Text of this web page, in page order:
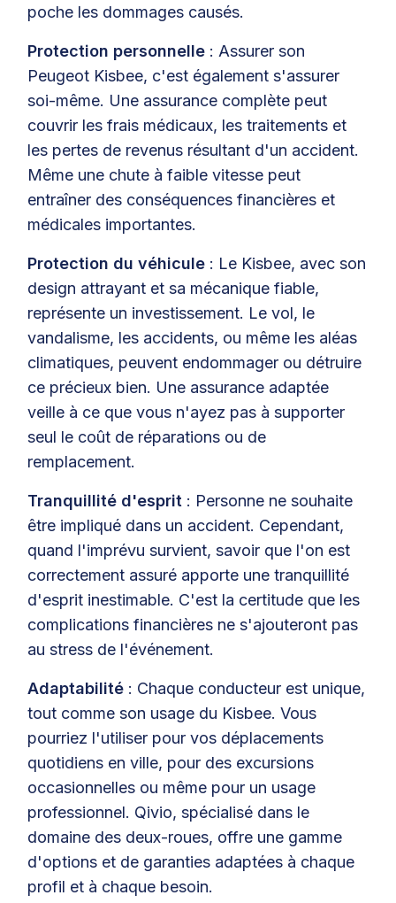
poche les dommages causés.
Protection personnelle : Assurer son
Peugeot Kisbee, c'est également s'assurer
soi-même. Une assurance complète peut
couvrir les frais médicaux, les traitements et
les pertes de revenus résultant d'un accident.
Même une chute à faible vitesse peut
entraîner des conséquences financières et
médicales importantes.
Protection du véhicule : Le Kisbee, avec son
design attrayant et sa mécanique fiable,
représente un investissement. Le vol, le
vandalisme, les accidents, ou même les aléas
climatiques, peuvent endommager ou détruire
ce précieux bien. Une assurance adaptée
veille à ce que vous n'ayez pas à supporter
seul le coût de réparations ou de
remplacement.
Tranquillité d'esprit : Personne ne souhaite
être impliqué dans un accident. Cependant,
quand l'imprévu survient, savoir que l'on est
correctement assuré apporte une tranquillité
d'esprit inestimable. C'est la certitude que les
complications financières ne s'ajouteront pas
au stress de l'événement.
Adaptabilité : Chaque conducteur est unique,
tout comme son usage du Kisbee. Vous
pourriez l'utiliser pour vos déplacements
quotidiens en ville, pour des excursions
occasionnelles ou même pour un usage
professionnel. Qivio, spécialisé dans le
domaine des deux-roues, offre une gamme
d'options et de garanties adaptées à chaque
profil et à chaque besoin.